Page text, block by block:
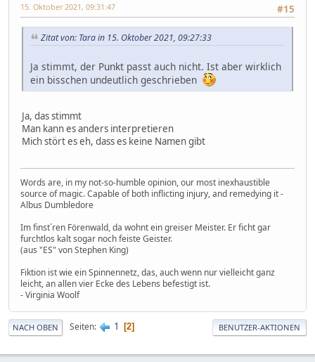
#15
15. Oktober 2021, 09:31:47
Zitat von: Tara in 15. Oktober 2021, 09:27:33
Ja stimmt, der Punkt passt auch nicht. Ist aber wirklich
ein bisschen undeutlich geschrieben
Ja, das stimmt
Man kann es anders interpretieren
Mich stört es eh, dass es keine Namen gibt
Words are, in my not-so-humble opinion, our most inexhaustible
source of magic. Capable of both inflicting injury, and remedying it -
Albus Dumbledore
Im finst´ren Förenwald, da wohnt ein greiser Meister. Er ficht gar
furchtlos kalt sogar noch feiste Geister.
(aus "ES" von Stephen King)
Fiktion ist wie ein Spinnennetz, das, auch wenn nur vielleicht ganz
leicht, an allen vier Ecke des Lebens befestigt ist.
- Virginia Woolf
NACH OBEN Seiten 1 2 BENUTZER-AKTIONEN